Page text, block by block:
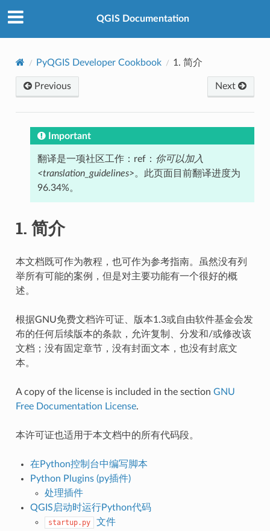
QGIS Documentation
PyQGIS Developer Cookbook 1. 简介
Previous Next
Important
翻译是一项社区工作：ref： 你可以加入
<translation_guidelines>。此页面目前翻译进度为
96.34%。
1. 简介
本文档既可作为教程，也可作为参考指南。虽然没有列
举所有可能的案例，但是对主要功能有一个很好的概
述。
根据GNU免费文档许可证、版本1.3或自由软件基金会发
布的任何后续版本的条款，允许复制、分发和/或修改该
文档；没有固定章节，没有封面文本，也没有封底文
本。
A copy of the license is included in the section GNU
Free Documentation License.
本许可证也适用于本文档中的所有代码段。
在Python控制台中编写脚本
Python Plugins (py插件)
处理插件
QGIS启动时运行Python代码
startup.py
文件